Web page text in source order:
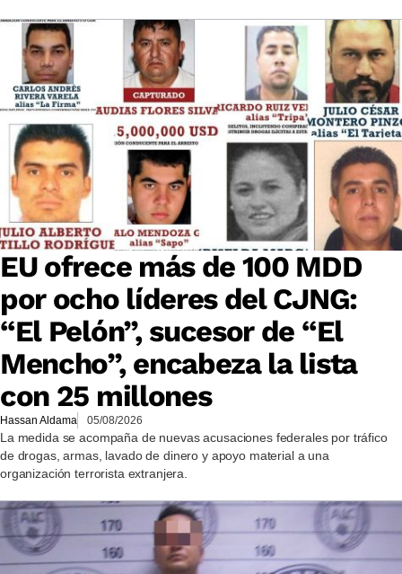
EU ofrece más de 100 MDD
por ocho líderes del CJNG:
“El Pelón”, sucesor de “El
Mencho”, encabeza la lista
con 25 millones
Hassan Aldama 05/08/2026
La medida se acompaña de nuevas acusaciones federales por tráfico
de drogas, armas, lavado de dinero y apoyo material a una
organización terrorista extranjera.